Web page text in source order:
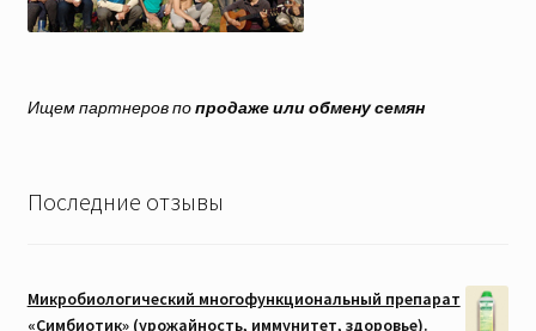
Ищем партнеров попродаже или обмену семян
Последние отзывы
Микробиологический многофункциональный препарат
«Симбиотик» (урожайность, иммунитет, здоровье).